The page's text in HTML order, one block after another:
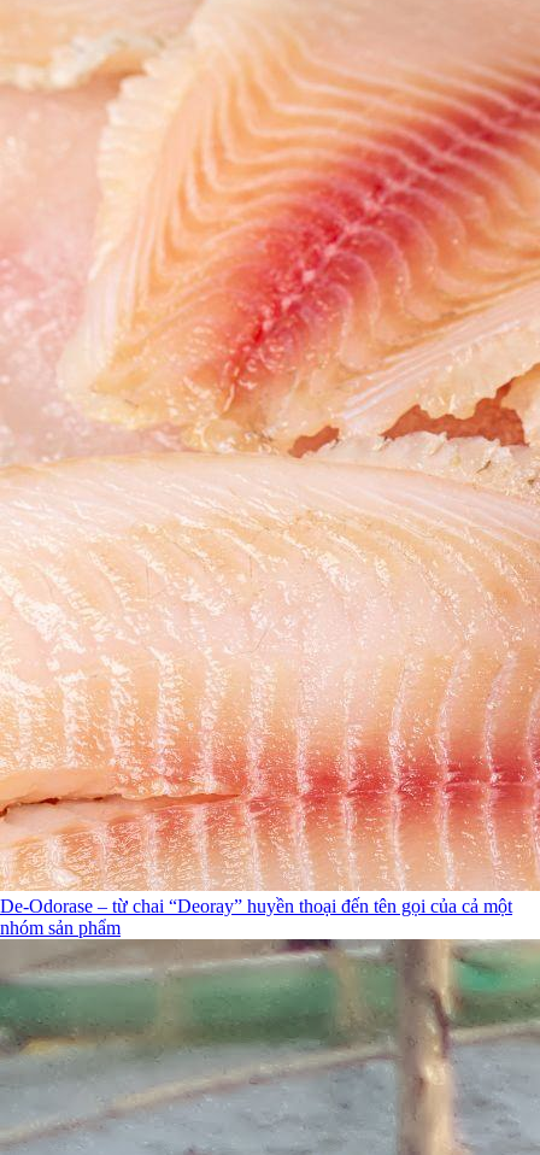
De-Odorase – từ chai “Deoray” huyền thoại đến tên gọi của cả một
nhóm sản phẩm